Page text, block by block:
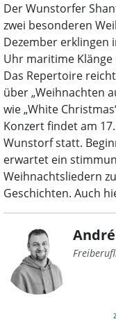
Der Wunstorfer
zwei besonderen
Dezember erklingen
Uhr maritime
Das Repertoire
über „Weihnachten
wie „White
Konzert findet am
Wunstorf statt.
erwartet ein
Weihnachtsliedern
Geschichten. Auch